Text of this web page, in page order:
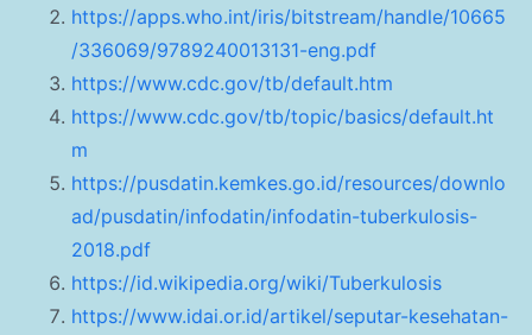
https://apps.who.int/iris/bitstream/handle/10665
/336069/9789240013131-eng.pdf
https://www.cdc.gov/tb/default.htm
https://www.cdc.gov/tb/topic/basics/default.ht
m
https://pusdatin.kemkes.go.id/resources/downlo
ad/pusdatin/infodatin/infodatin-tuberkulosis-
2018.pdf
https://id.wikipedia.org/wiki/Tuberkulosis
https://www.idai.or.id/artikel/seputar-kesehatan-